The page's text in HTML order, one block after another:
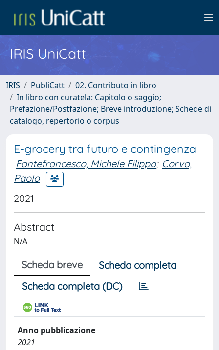
IRIS UniCatt
IRIS PubliCatt
02. Contributo in libro
In libro con curatela: Capitolo o saggio;
Prefazione/Postfazione; Breve introduzione; Schede di
catalogo, repertorio o corpus
E-grocery tra futuro e contingenza
Fontefrancesco, Michele Filippo; Corvo,
Paolo
2021
Abstract
N/A
Scheda breve
Scheda completa
Scheda completa (DC)
Anno pubblicazione
2021